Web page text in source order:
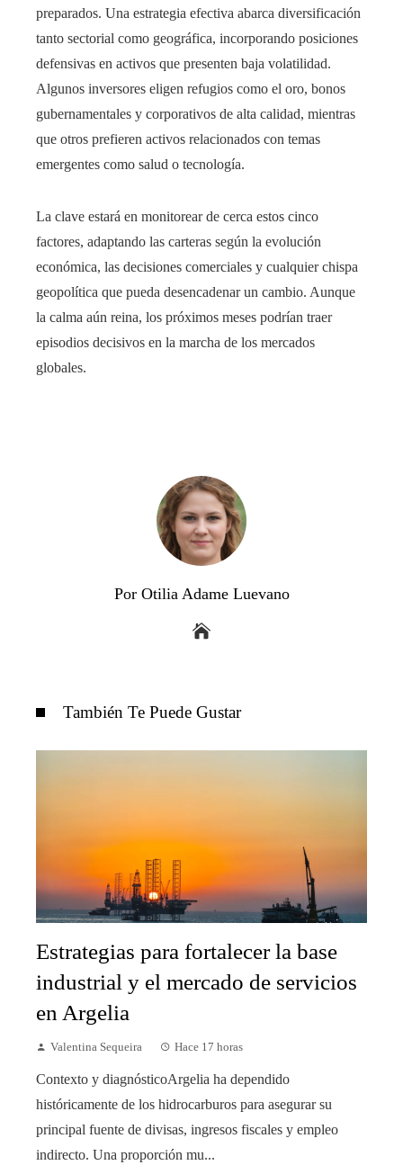
preparados. Una estrategia efectiva abarca diversificación
tanto sectorial como geográfica, incorporando posiciones
defensivas en activos que presenten baja volatilidad.
Algunos inversores eligen refugios como el oro, bonos
gubernamentales y corporativos de alta calidad, mientras
que otros prefieren activos relacionados con temas
emergentes como salud o tecnología.
La clave estará en monitorear de cerca estos cinco
factores, adaptando las carteras según la evolución
económica, las decisiones comerciales y cualquier chispa
geopolítica que pueda desencadenar un cambio. Aunque
la calma aún reina, los próximos meses podrían traer
episodios decisivos en la marcha de los mercados
globales.
Por Otilia Adame Luevano
También Te Puede Gustar
Estrategias para fortalecer la base
industrial y el mercado de servicios
en Argelia
Valentina Sequeira Hace 17 horas
Contexto y diagnósticoArgelia ha dependido
históricamente de los hidrocarburos para asegurar su
principal fuente de divisas, ingresos fiscales y empleo
indirecto. Una proporción mu...